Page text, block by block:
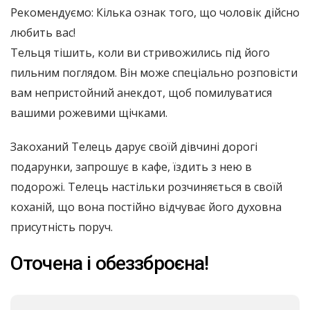
Рекомендуємо: Кілька ознак того, що чоловік дійсно
любить вас!
Тельця тішить, коли ви стривожились під його
пильним поглядом. Він може спеціально розповісти
вам непристойний анекдот, щоб помилуватися
вашими рожевими щічками.
Закоханий Телець дарує своїй дівчині дорогі
подарунки, запрошує в кафе, їздить з нею в
подорожі. Телець настільки розчиняється в своїй
коханій, що вона постійно відчуває його духовна
присутність поруч.
Оточена і обеззброєна!